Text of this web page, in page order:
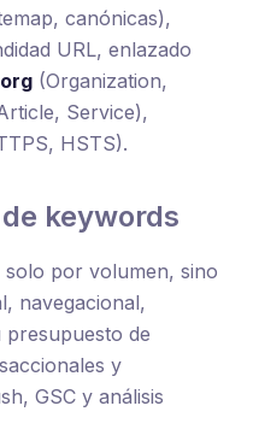
canónicas),
URL, enlazado
(Organization,
Service),
HSTS).
keywords
por volumen, sino
navegacional,
de
y
GSC y análisis